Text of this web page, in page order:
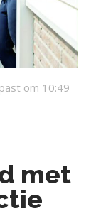
om 10:49
met